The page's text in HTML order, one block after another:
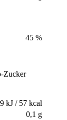
45 %
Zucker
kJ / 57 kcal
0,1 g